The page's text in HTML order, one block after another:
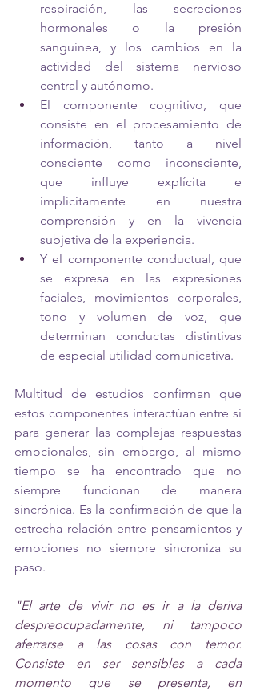
respiración, las secreciones
hormonales o la presión
sanguínea, y los cambios en la
actividad del sistema nervioso
central y autónomo.
El componente cognitivo, que
consiste en el procesamiento de
información, tanto a nivel
consciente como inconsciente,
que influye explícita e
implícitamente en nuestra
comprensión y en la vivencia
subjetiva de la experiencia.
Y el componente conductual, que
se expresa en las expresiones
faciales, movimientos corporales,
tono y volumen de voz, que
determinan conductas distintivas
de especial utilidad comunicativa.
Multitud de estudios confirman que
estos componentes interactúan entre sí
para generar las complejas respuestas
emocionales, sin embargo, al mismo
tiempo se ha encontrado que no
siempre funcionan de manera
sincrónica. Es la confirmación de que la
estrecha relación entre pensamientos y
emociones no siempre sincroniza su
paso.
"El arte de vivir no es ir a la deriva
despreocupadamente, ni tampoco
aferrarse a las cosas con temor.
Consiste en ser sensibles a cada
momento que se presenta, en